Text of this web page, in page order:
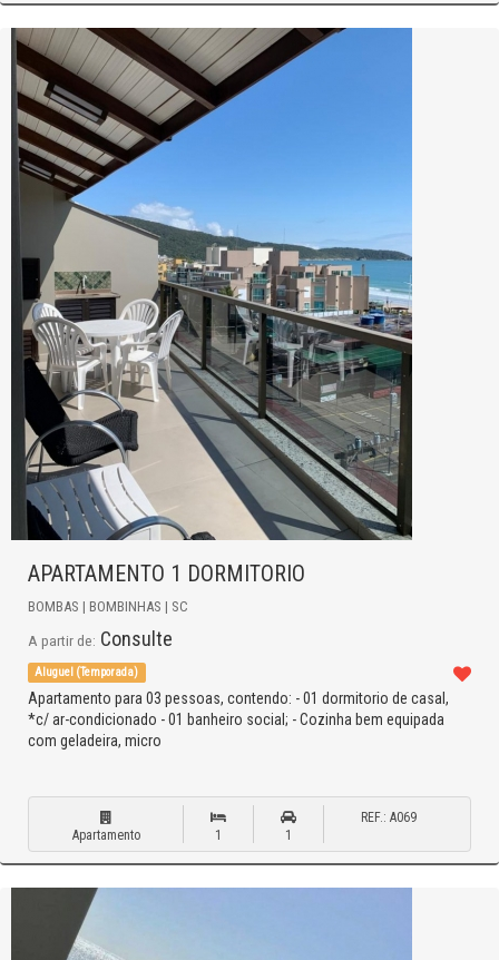
APARTAMENTO 1 DORMITORIO
BOMBAS | BOMBINHAS | SC
A partir de: Consulte
Aluguel (Temporada)
Apartamento para 03 pessoas, contendo: - 01 dormitorio de casal,
*c/ ar-condicionado - 01 banheiro social; - Cozinha bem equipada
com geladeira, micro
Apartamento 1 1
REF.: A069